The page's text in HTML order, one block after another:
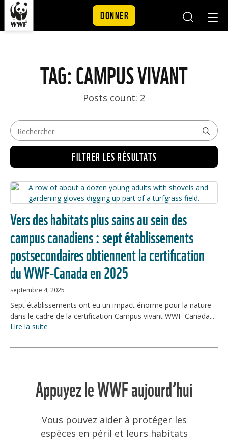
DONNER
TAG: CAMPUS VIVANT
Posts count: 2
FILTRER LES RÉSULTATS
Vers des habitats plus sains au sein des
campus canadiens : sept établissements
postsecondaires obtiennent la certification
du WWF-Canada en 2025
septembre 4, 2025
Sept établissements ont eu un impact énorme pour la nature
dans le cadre de la certification Campus vivant WWF-Canada...
Lire la suite
Appuyez le WWF aujourd’hui
Vous pouvez aider à protéger les
espèces en péril et leurs habitats